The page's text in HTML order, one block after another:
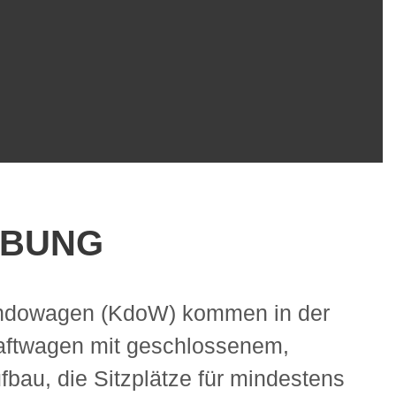
(KdoW) kommen in der
mit geschlossenem,
die Sitzplätze für mindestens